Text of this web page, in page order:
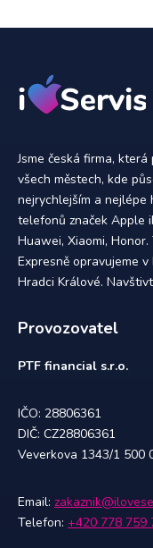
Jsme česká firma,
všech městech, kde
nejrychlejším a nejlépe
telefonů značek Apple
Huawei, Xiaomi,
Expresně opravujeme v
Hradci Králové.
Provozovatel
PTF financial s.r.o.
IČO: 28806361
DIČ: CZ28806361
Veverkova 1343/1 500
Email:
Telefon: +420 778 759